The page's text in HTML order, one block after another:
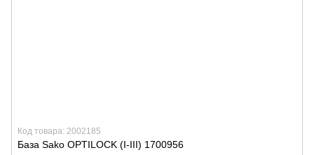
Код товара: 2002185
База Sako OPTILOCK (I-III) 1700956